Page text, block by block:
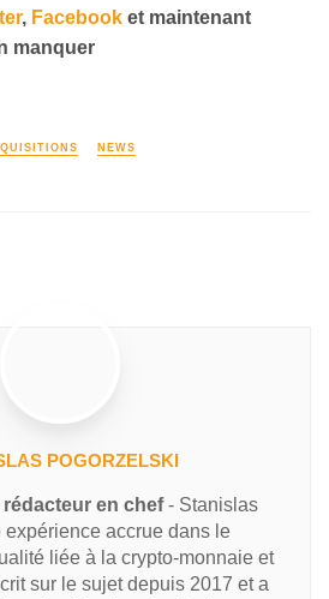
, Facebook et maintenant
manquer
NEWS
POGORZELSKI
en chef- Stanislas
expérience accrue dans le
liée à la crypto-monnaie et
sur le sujet depuis 2017 et a